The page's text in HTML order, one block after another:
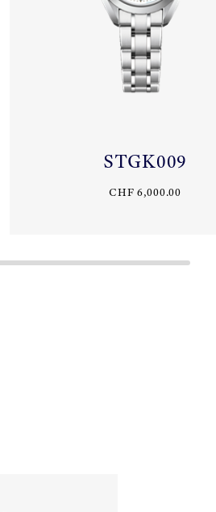
STGK009
CHF 6,000.00